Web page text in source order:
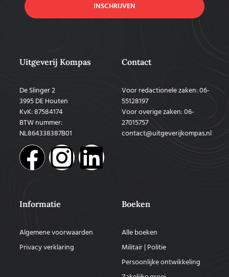
INSCHRIJVEN
Uitgeverij Kompas
De Slinger 2
3995 DE Houten
KvK: 87584174
BTW nummer:
NL864338387B01
Contact
Voor redactionele zaken: 06-
55128197
Voor overige zaken: 06-
27015757
contact@uitgeverijkompas.nl
Informatie
Algemene voorwaarden
Privacy verklaring
Boeken
Alle boeken
Militair | Politie
Persoonlijke ontwikkeling